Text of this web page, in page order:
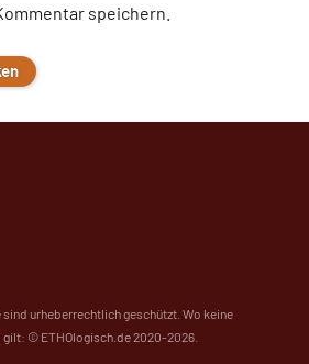
speichern.
sind urheberrechtlich geschützt. Wo keine
© ETHOlogisch.de 2020-2026.